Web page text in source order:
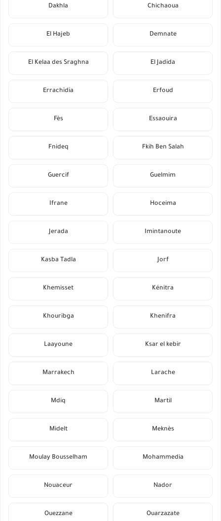
Chichaoua
Dakhla
Demnate
El Hajeb
El Jadida
El Kelaa des Sraghna
Erfoud
Errachidia
Essaouira
Fès
Fkih Ben Salah
Fnideq
Guelmim
Guercif
Hoceima
Ifrane
Imintanoute
Jerada
Jorf
Kasba Tadla
Kénitra
Khemisset
Khenifra
Khouribga
Ksar el kebir
Laayoune
Larache
Marrakech
Martil
Mdiq
Meknès
Midelt
Mohammedia
Moulay Bousselham
Nador
Nouaceur
Ouarzazate
Ouezzane